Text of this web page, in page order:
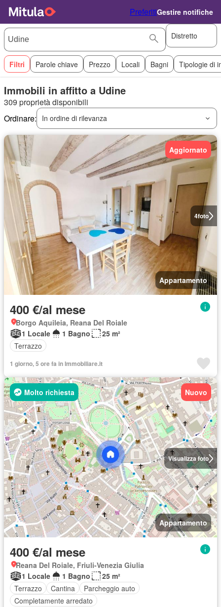
PreferitiGestire notifiche
Distretto
Filtri Parole chiave Prezzo Locali Bagni Tipologie di
Immobili in affitto a Udine
309 proprietà disponibili
Ordinare:
In ordine di rilevanza
4foto
Aggiornato
Appartamento
400 €/al mese
Borgo Aquileia, Reana Del Roiale
1 Locale
1 Bagno
25 m²
Terrazzo
1 giorno, 5 ore fa in Immobiliare.it
Visualizza foto
Molto richiesta Nuovo
Appartamento
400 €/al mese
Reana Del Roiale, Friuli-Venezia Giulia
1 Locale
1 Bagno
25 m²
Terrazzo
Cantina
Parcheggio auto
Completamente arredato